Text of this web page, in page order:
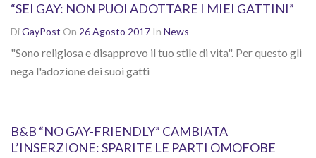
“SEI GAY: NON PUOI ADOTTARE I MIEI GATTINI”
DiGayPost On 26 Agosto 2017 In News
"Sono religiosa e disapprovo il tuo stile di vita". Per questo gli
nega l'adozione dei suoi gatti
B&B “NO GAY-FRIENDLY” CAMBIATA
L’INSERZIONE: SPARITE LE PARTI OMOFOBE